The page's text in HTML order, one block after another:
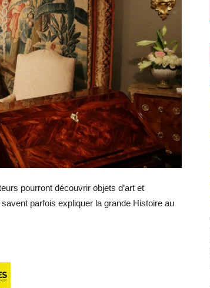
pourront découvrir objets d’art et
parfois expliquer la grande Histoire au